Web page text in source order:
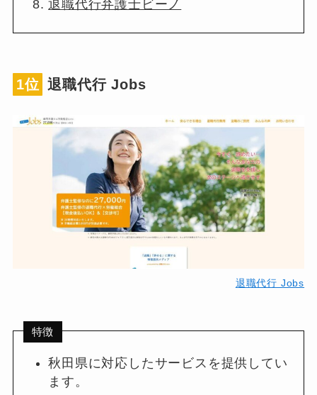
退職代行弁護士ビーノ
1位 退職代行 Jobs
退職代行 Jobs
特徴
秋田県に対応したサービスを提供してい
ます。